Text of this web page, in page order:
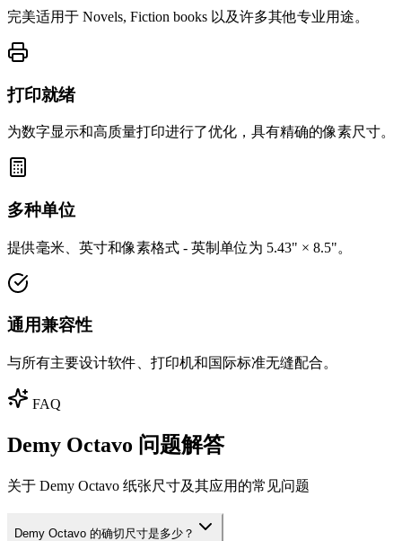
完美适用于 Novels, Fiction books 以及许多其他专业用途。
打印就绪
为数字显示和高质量打印进行了优化，具有精确的像素尺寸。
多种单位
提供毫米、英寸和像素格式 - 英制单位为 5.43" × 8.5"。
通用兼容性
与所有主要设计软件、打印机和国际标准无缝配合。
FAQ
Demy Octavo 问题解答
关于 Demy Octavo 纸张尺寸及其应用的常见问题
Demy Octavo 的确切尺寸是多少？